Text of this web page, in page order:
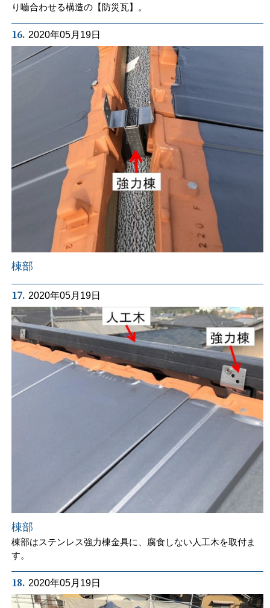
り嚙合わせる構造の【防災瓦】。
16. 2020年05月19日
棟部
17. 2020年05月19日
棟部
棟部はステンレス強力棟金具に、腐食しない人工木を取付ま
す。
18. 2020年05月19日